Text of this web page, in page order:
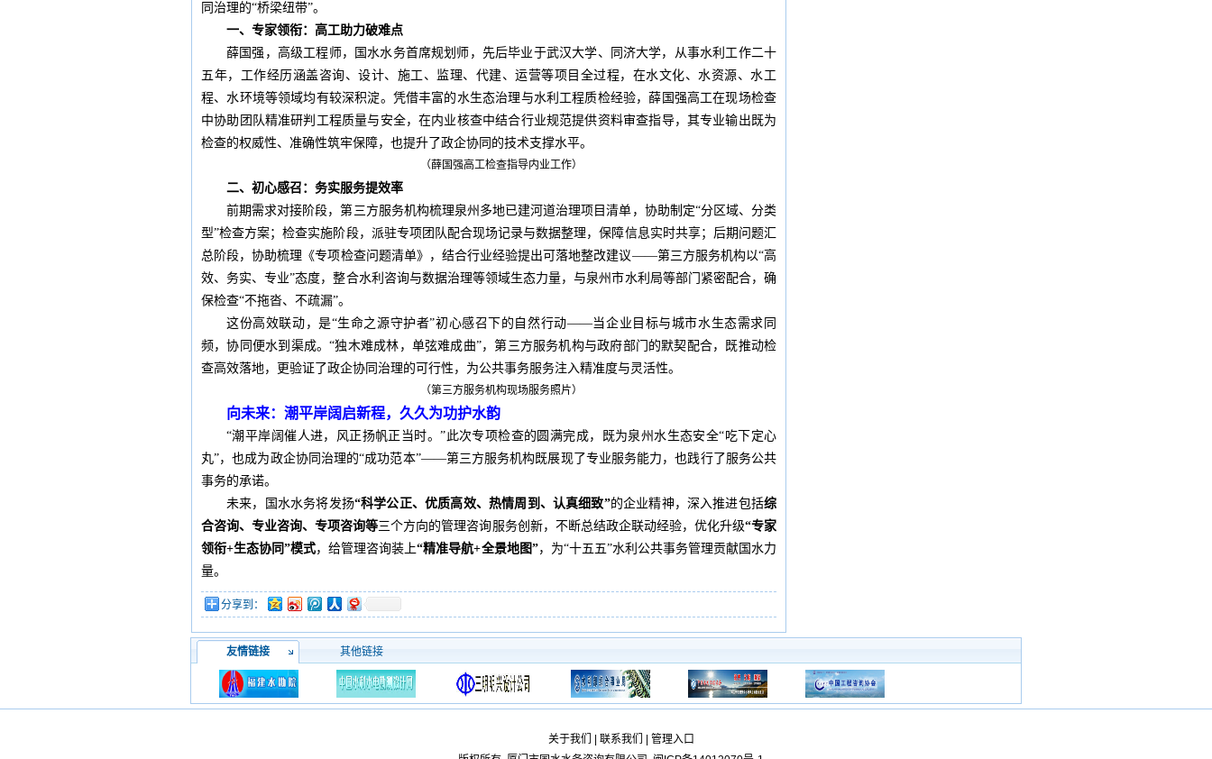
同治理的“桥梁纽带”。
一、专家领衔：高工助力破难点
薛国强，高级工程师，国水水务首席规划师，先后毕业于武汉大学、同济大学，从事水利工作二十
五年，工作经历涵盖咨询、设计、施工、监理、代建、运营等项目全过程，在水文化、水资源、水工
程、水环境等领域均有较深积淀。凭借丰富的水生态治理与水利工程质检经验，薛国强高工在现场检查
中协助团队精准研判工程质量与安全，在内业核查中结合行业规范提供资料审查指导，其专业输出既为
检查的权威性、准确性筑牢保障，也提升了政企协同的技术支撑水平。
（薛国强高工检查指导内业工作）
二、初心感召：务实服务提效率
前期需求对接阶段，第三方服务机构梳理泉州多地已建河道治理项目清单，协助制定“分区域、分类
型”检查方案；检查实施阶段，派驻专项团队配合现场记录与数据整理，保障信息实时共享；后期问题汇
总阶段，协助梳理《专项检查问题清单》，结合行业经验提出可落地整改建议——第三方服务机构以“高
效、务实、专业”态度，整合水利咨询与数据治理等领域生态力量，与泉州市水利局等部门紧密配合，确
保检查“不拖沓、不疏漏”。
这份高效联动，是“生命之源守护者”初心感召下的自然行动——当企业目标与城市水生态需求同
频，协同便水到渠成。“独木难成林，单弦难成曲”，第三方服务机构与政府部门的默契配合，既推动检
查高效落地，更验证了政企协同治理的可行性，为公共事务服务注入精准度与灵活性。
（第三方服务机构现场服务照片）
向未来：潮平岸阔启新程，久久为功护水韵
“潮平岸阔催人进，风正扬帆正当时。”此次专项检查的圆满完成，既为泉州水生态安全“吃下定心
丸”，也成为政企协同治理的“成功范本”——第三方服务机构既展现了专业服务能力，也践行了服务公共
事务的承诺。
未来，国水水务将发扬“科学公正、优质高效、热情周到、认真细致”的企业精神，深入推进包括综
合咨询、专业咨询、专项咨询等三个方向的管理咨询服务创新，不断总结政企联动经验，优化升级“专家
领衔+生态协同”模式，给管理咨询装上“精准导航+全景地图”，为“十五五”水利公共事务管理贡献国水力
量。
分享到：
友情链接 其他链接
关于我们 联系我们
管理入口